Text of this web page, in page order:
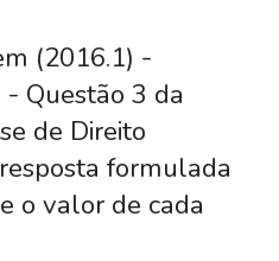
(2016.1) -
Questão 3 da
de Direito
formulada
o valor de cada